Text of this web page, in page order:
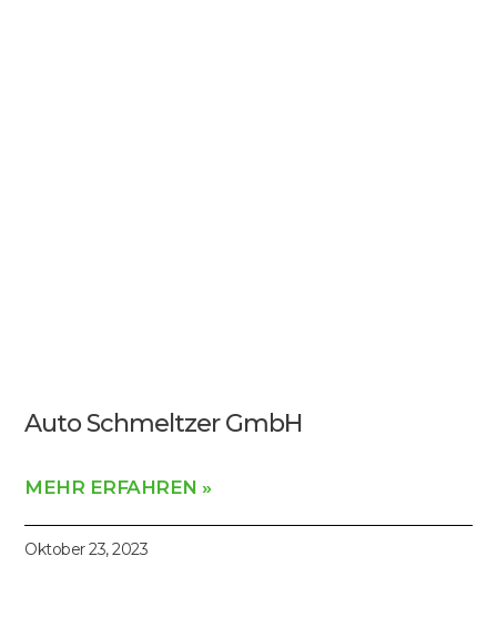
Auto Schmeltzer GmbH
MEHR ERFAHREN »
Oktober 23, 2023